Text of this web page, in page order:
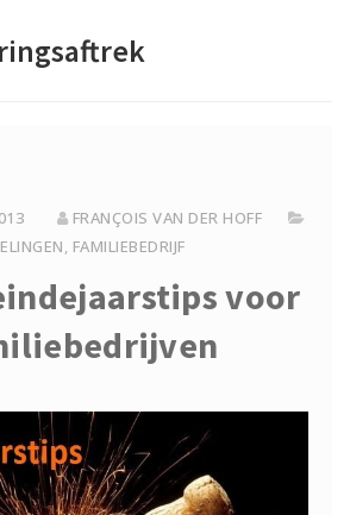
FRANÇOIS VAN DER HOFF
, FAMILIEBEDRIJF
voor